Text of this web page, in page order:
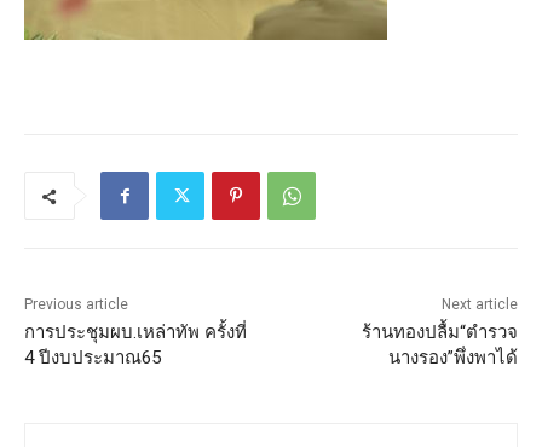
Previous article
การประชุมผบ.เหล่าทัพ ครั้งที่
4 ปีงบประมาณ65
Next article
ร้านทองปลื้ม“ตำรวจ
นางรอง”พึ่งพาได้